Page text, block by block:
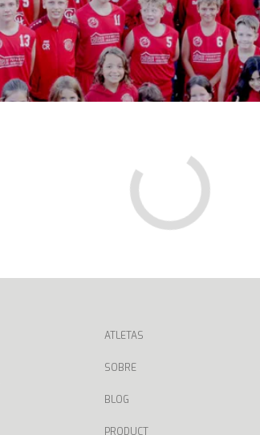
ATLETAS
SOBRE
BLOG
PRODUCT